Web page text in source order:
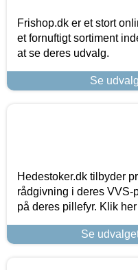
Frishop.dk er et stort
et fornuftigt sortiment
at se deres udvalg.
Se
Hedestoker.dk tilbyder
rådgivning i deres
på deres pillefyr. Klik
Se